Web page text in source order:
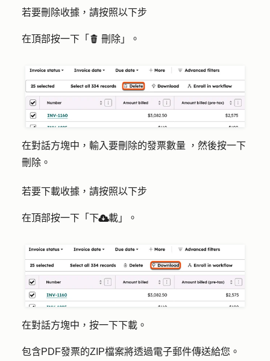
若要刪除收據，請按照以下步
在頂部按一下「 delete 刪除 」。
在對話方塊中，輸入要刪除的發票數量 ，然後按一下
刪除 。
若要下載收據，請按照以下步
在頂部按一下「下download載 」。
在對話方塊中，按一下下載 。
包含PDF發票的ZIP檔案將透過電子郵件傳送給您。